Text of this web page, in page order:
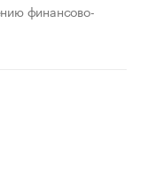
финансово-